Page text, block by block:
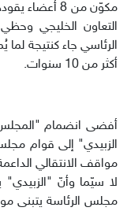
مكوّن من 8
التعاون الخليجي
الرئاسي جاء كنتيجة
أكثر من 10 سنوات.
أفضى انضمام "المجلس
الزبيدي" إلى قوام
مواقف الانتقالي
لا سيّما وأنّ
مجلس الرئاسة يتبنى